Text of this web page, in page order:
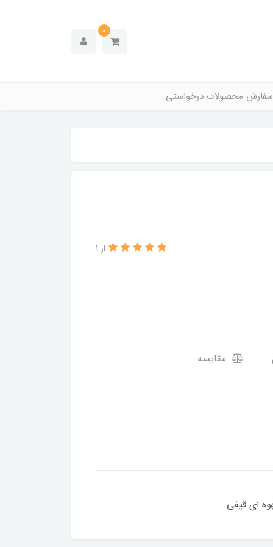
0
سفارش محصولات درخواستی
از 1
مقایسه
ای قیفی